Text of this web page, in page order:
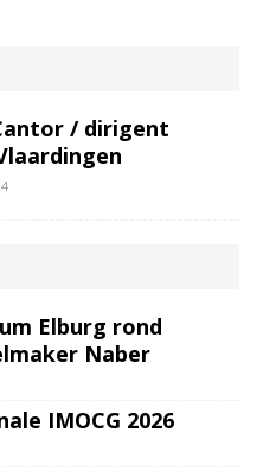
/ dirigent
Elburg rond
Naber
IMOCG 2026